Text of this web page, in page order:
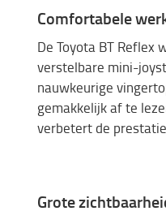
Comfortabele
De Toyota BT Reflex
verstelbare mini-
nauwkeurige
gemakkelijk af te
verbetert de
Grote